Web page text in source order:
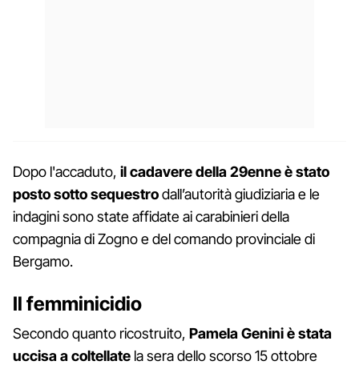
Dopo l'accaduto, il cadavere della 29enne è stato
posto sotto sequestrodall’autorità giudiziaria e le
indagini sono state affidate ai carabinieri della
compagnia di Zogno e del comando provinciale di
Bergamo.
Il femminicidio
Secondo quanto ricostruito, Pamela Genini è stata
uccisa a coltellate la sera dello scorso 15 ottobre